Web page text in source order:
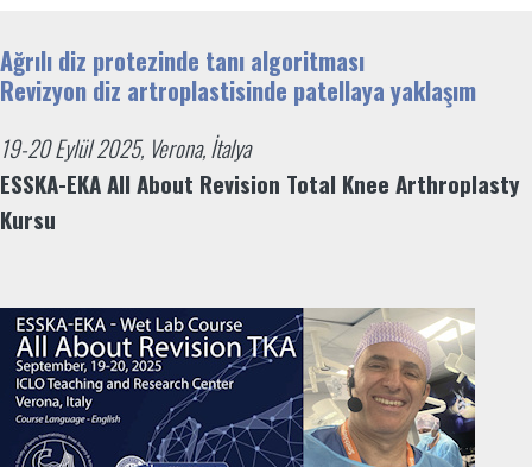
Ağrılı diz protezinde tanı algoritması
Revizyon diz artroplastisinde patellaya yaklaşım
19-20 Eylül 2025, Verona, İtalya
ESSKA-EKA All About Revision Total Knee Arthroplasty
Kursu